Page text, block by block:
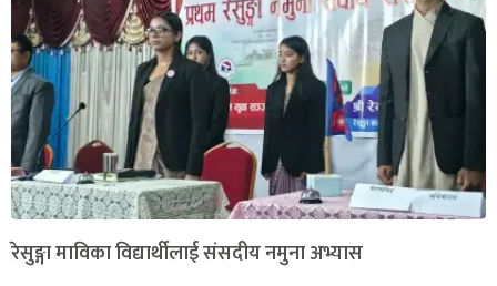
रेसुङ्गा माविका विद्यार्थीलाई संसदीय नमुना अभ्यास